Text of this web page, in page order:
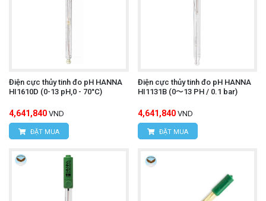
Điện cực thủy tinh đo pH HANNA
HI1610D (0-13 pH,0 - 70°C)
4,641,840 VND
ĐẶT MUA
Điện cực thủy tinh đo pH HANNA
HI1131B (0〜13 PH / 0.1 bar)
4,641,840 VND
ĐẶT MUA